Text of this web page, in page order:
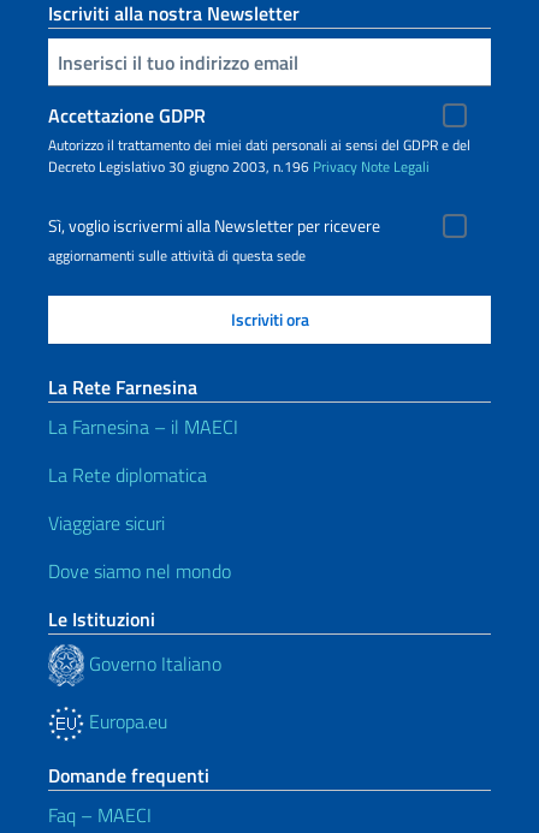
Iscriviti alla nostra Newsletter
Inserisci la tua email
Accettazione GDPR
Autorizzo il trattamento dei miei dati personali ai sensi del GDPR e del
Decreto Legislativo 30 giugno 2003, n.196 Privacy Note Legali
Sì, voglio iscrivermi alla Newsletter per ricevere
aggiornamenti sulle attività di questa sede
La Rete Farnesina
La Farnesina – il MAECI
La Rete diplomatica
Viaggiare sicuri
Dove siamo nel mondo
Le Istituzioni
Governo Italiano
Europa.eu
Domande frequenti
Faq – MAECI